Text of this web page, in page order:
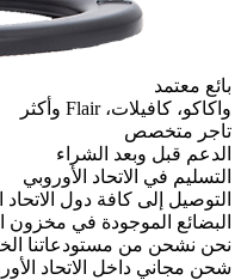
الأوروبي
الاتحاد الأوروبي
الخاصة
الأوروبي